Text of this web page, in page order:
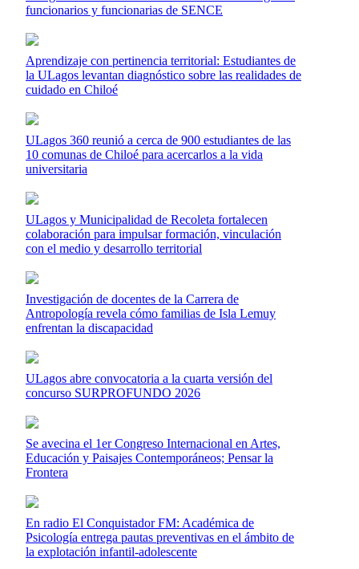
funcionarios y funcionarias de SENCE
Aprendizaje con pertinencia territorial: Estudiantes de
la ULagos levantan diagnóstico sobre las realidades de
cuidado en Chiloé
ULagos 360 reunió a cerca de 900 estudiantes de las
10 comunas de Chiloé para acercarlos a la vida
universitaria
ULagos y Municipalidad de Recoleta fortalecen
colaboración para impulsar formación, vinculación
con el medio y desarrollo territorial
Investigación de docentes de la Carrera de
Antropología revela cómo familias de Isla Lemuy
enfrentan la discapacidad
ULagos abre convocatoria a la cuarta versión del
concurso SURPROFUNDO 2026
Se avecina el 1er Congreso Internacional en Artes,
Educación y Paisajes Contemporáneos; Pensar la
Frontera
En radio El Conquistador FM: Académica de
Psicología entrega pautas preventivas en el ámbito de
la explotación infantil-adolescente